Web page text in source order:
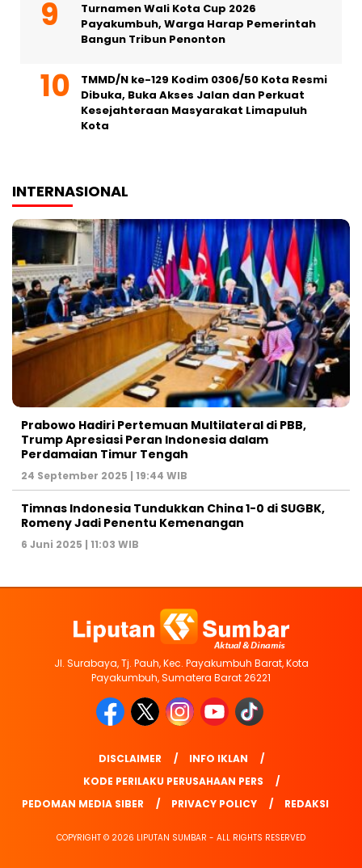
Turnamen Wali Kota Cup 2026
Payakumbuh, Warga Harap Pemerintah
Bangun Tribun Penonton
TMMD/N ke-129 Kodim 0306/50 Kota Resmi
Dibuka, Buka Akses Jalan dan Perkuat
Kesejahteraan Masyarakat Limapuluh
Kota
INTERNASIONAL
Prabowo Hadiri Pertemuan Multilateral di PBB,
Trump Apresiasi Peran Indonesia dalam
Perdamaian Timur Tengah
24 September 2025 | 19:44 WIB
Timnas Indonesia Tundukkan China 1-0 di SUGBK,
Romeny Jadi Penentu Kemenangan
6 Juni 2025 | 11:03 WIB
Jl. Surabaya, Tj. Pauh, Kec. Payakumbuh Barat, Kota
Payakumbuh, Sumatera Barat 26221
DISCLAIMER
INFO IKLAN
KODE PERILAKU PERUSAHAAN PERS
PEDOMAN MEDIA SIBER
PRIVACY POLICY REDAKSI
COPYRIGHT © 2026 LIPUTAN SUMBAR - ALL RIGHTS RESERVED